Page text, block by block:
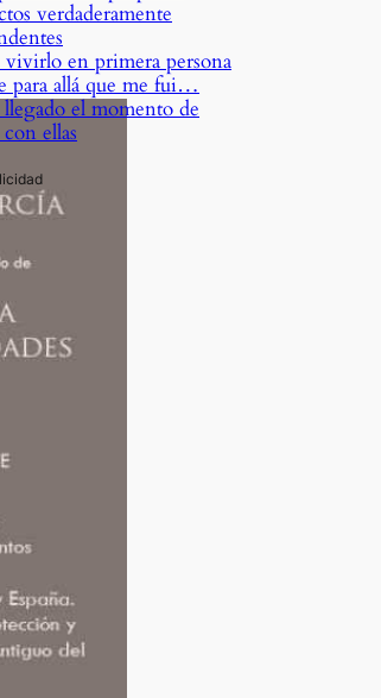
verdaderamente
vivirlo en primera persona
para allá que me fui…
el momento de
ellas